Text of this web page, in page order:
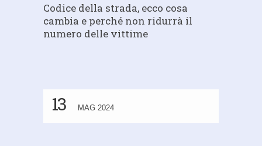
Codice della strada, ecco cosa
cambia e perché non ridurrà il
numero delle vittime
13 MAG 2024